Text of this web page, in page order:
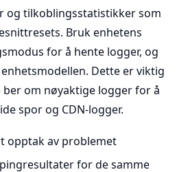
og tilkoblingsstatistikker som
Bruk enhetens
for å hente logger, og
Dette er viktig
om nøyaktige logger for å
spor og CDN-logger.
opptak av problemet
for de samme